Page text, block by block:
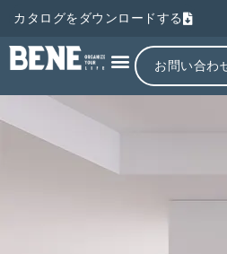
カタログをダウンロードする
お問い合わ